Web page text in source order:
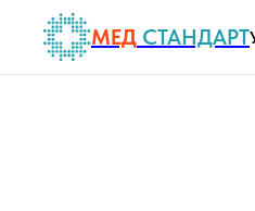
МЕД СТАНДАРТ